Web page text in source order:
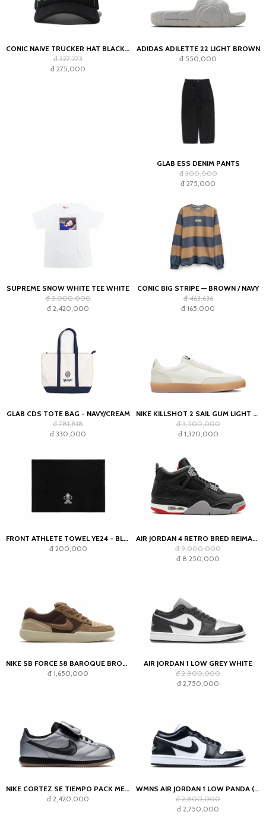
CONIC NAIVE TRUCKER HAT BLACK GREEN
đ 327,273
đ 275,000
ADIDAS ADILETTE 22 LIGHT BROWN
đ 550,000
GLAB ESS DENIM PANTS
đ 300,000
đ 275,000
SUPREME SNOW WHITE TEE WHITE
đ 3,000,000
đ 2,420,000
CONIC BIG STRIPE — BROWN / NAVY
đ 463,636
đ 165,000
GLAB CDS TOTE BAG - NAVY/CREAM
đ 781,818
đ 330,000
NIKE KILLSHOT 2 SAIL GUM LIGHT OREWOOD BROWN (WOMEN'S)
đ 3,500,000
đ 1,320,000
FRONT ATHLETE TOWEL YE24 - BLACK
đ 200,000
AIR JORDAN 4 RETRO BRED REIMAGINED
đ 9,000,000
đ 8,250,000
NIKE SB FORCE 58 BAROQUE BROWN PARACHUTE BEIGE DESERT KHAKI MOSSWOOD BROWN
đ 1,650,000
AIR JORDAN 1 LOW GREY WHITE
đ 2,800,000
đ 2,750,000
NIKE CORTEZ SE TIEMPO PACK METALLIC COOL GREY
đ 2,420,000
WMNS AIR JORDAN 1 LOW PANDA (2023)
đ 2,800,000
đ 2,750,000